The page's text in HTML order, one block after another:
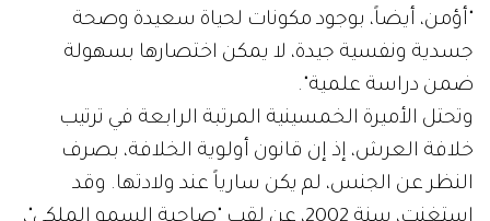
"أؤمن، أيضاً، بوجود مكونات لحياة سعيدة وصحة
جسدية ونفسية جيدة، لا يمكن اختصارها بسهولة
ضمن دراسة علمية".
وتحتل الأميرة الخمسينية المرتبة الرابعة في ترتيب
خلافة العرش، إذ إن قانون أولوية الخلافة، بصرف
النظر عن الجنس، لم يكن سارياً عند ولادتها. وقد